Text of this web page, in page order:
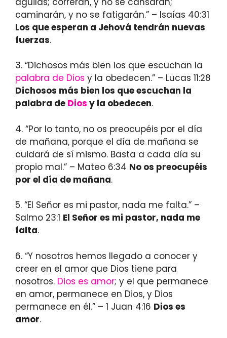
caminarán, y no se fatigarán.” – Isaías 40:31
Los que esperan a Jehová tendrán nuevas
fuerzas.
3. “Dichosos más bien los que escuchan la
palabra de Dios y la obedecen.” – Lucas 11:28
Dichosos más bien los que escuchan la
palabra de Dios y la obedecen.
4. “Por lo tanto, no os preocupéis por el día
de mañana, porque el día de mañana se
cuidará de sí mismo. Basta a cada día su
propio mal.” – Mateo 6:34 No os preocupéis
por el día de mañana.
5. “El Señor es mi pastor, nada me falta.” –
Salmo 23:1 El Señor es mi pastor, nada me
falta.
6. “Y nosotros hemos llegado a conocer y
creer en el amor que Dios tiene para
nosotros. Dios es amor; y el que permanece
en amor, permanece en Dios, y Dios
permanece en él.” – 1 Juan 4:16 Dios es
amor.